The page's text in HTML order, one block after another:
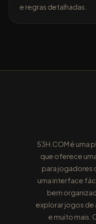
e regras detalhadas.
53H.COM é uma
que oferece
para jogadores
uma interface
bem
explorar jogos de
e muito mais.